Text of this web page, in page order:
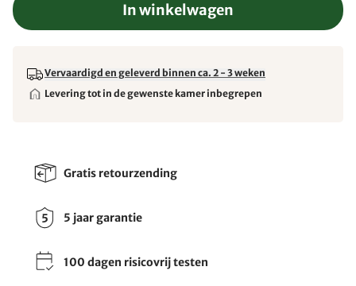
In winkelwagen
Vervaardigd en geleverd binnen ca. 2 - 3 weken
Levering tot in de gewenste kamer inbegrepen
Gratis retourzending
5 jaar garantie
100 dagen risicovrij testen